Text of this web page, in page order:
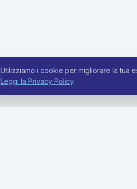
Utilizziamo i cookie per migliorare la tua
Leggi la Privacy Policy.